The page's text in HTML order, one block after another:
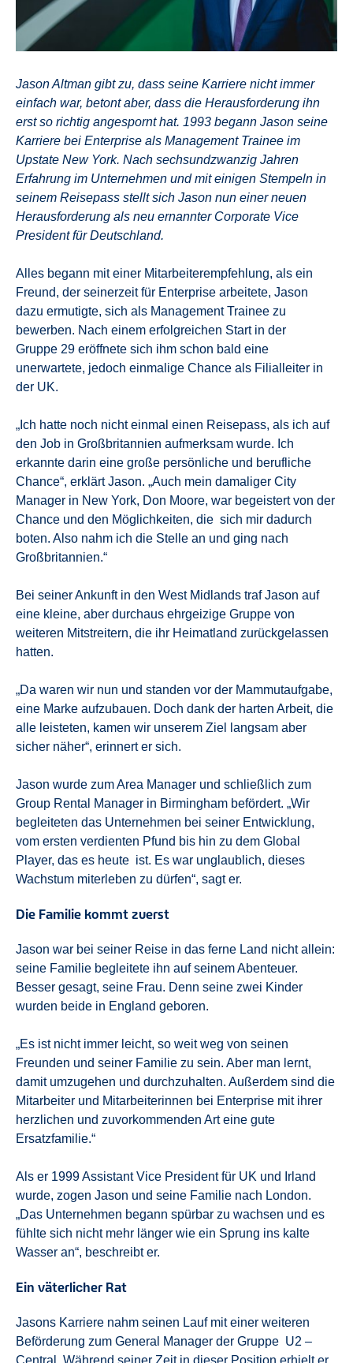
Jason Altman gibt zu, dass seine Karriere nicht immer
einfach war, betont aber, dass die Herausforderung ihn
erst so richtig angespornt hat. 1993 begann Jason seine
Karriere bei Enterprise als Management Trainee im
Upstate New York. Nach sechsundzwanzig Jahren
Erfahrung im Unternehmen und mit einigen Stempeln in
seinem Reisepass stellt sich Jason nun einer neuen
Herausforderung als neu ernannter Corporate Vice
President für Deutschland.
Alles begann mit einer Mitarbeiterempfehlung, als ein
Freund, der seinerzeit für Enterprise arbeitete, Jason
dazu ermutigte, sich als Management Trainee zu
bewerben. Nach einem erfolgreichen Start in der
Gruppe 29 eröffnete sich ihm schon bald eine
unerwartete, jedoch einmalige Chance als Filialleiter in
der UK.
„Ich hatte noch nicht einmal einen Reisepass, als ich auf
den Job in Großbritannien aufmerksam wurde. Ich
erkannte darin eine große persönliche und berufliche
Chance“, erklärt Jason. „Auch mein damaliger City
Manager in New York, Don Moore, war begeistert von der
Chance und den Möglichkeiten, die sich mir dadurch
boten. Also nahm ich die Stelle an und ging nach
Großbritannien.“
Bei seiner Ankunft in den West Midlands traf Jason auf
eine kleine, aber durchaus ehrgeizige Gruppe von
weiteren Mitstreitern, die ihr Heimatland zurückgelassen
hatten.
„Da waren wir nun und standen vor der Mammutaufgabe,
eine Marke aufzubauen. Doch dank der harten Arbeit, die
alle leisteten, kamen wir unserem Ziel langsam aber
sicher näher“, erinnert er sich.
Jason wurde zum Area Manager und schließlich zum
Group Rental Manager in Birmingham befördert. „Wir
begleiteten das Unternehmen bei seiner Entwicklung,
vom ersten verdienten Pfund bis hin zu dem Global
Player, das es heute ist. Es war unglaublich, dieses
Wachstum miterleben zu dürfen“, sagt er.
Die Familie kommt zuerst
Jason war bei seiner Reise in das ferne Land nicht allein:
seine Familie begleitete ihn auf seinem Abenteuer.
Besser gesagt, seine Frau. Denn seine zwei Kinder
wurden beide in England geboren.
„Es ist nicht immer leicht, so weit weg von seinen
Freunden und seiner Familie zu sein. Aber man lernt,
damit umzugehen und durchzuhalten. Außerdem sind die
Mitarbeiter und Mitarbeiterinnen bei Enterprise mit ihrer
herzlichen und zuvorkommenden Art eine gute
Ersatzfamilie.“
Als er 1999 Assistant Vice President für UK und Irland
wurde, zogen Jason und seine Familie nach London.
„Das Unternehmen begann spürbar zu wachsen und es
fühlte sich nicht mehr länger wie ein Sprung ins kalte
Wasser an“, beschreibt er.
Ein väterlicher Rat
Jasons Karriere nahm seinen Lauf mit einer weiteren
Beförderung zum General Manager der Gruppe U2 –
Central. Während seiner Zeit in dieser Position erhielt er